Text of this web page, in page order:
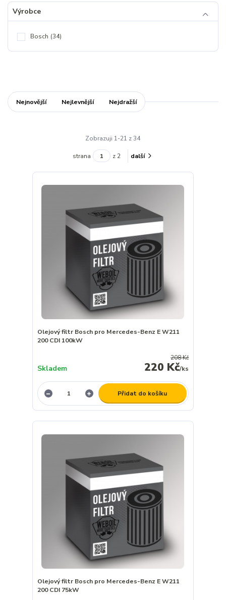
Výrobce
Bosch (34)
Nejnovější Nejlevnější Nejdražší
Zobrazuji 1-21 z 34
strana z 2 další
Olejový filtr Bosch pro Mercedes-Benz E W211
200 CDI 100kW
208 Kč
220 Kč/ks
Skladem
Přidat do košíku
Olejový filtr Bosch pro Mercedes-Benz E W211
200 CDI 75kW